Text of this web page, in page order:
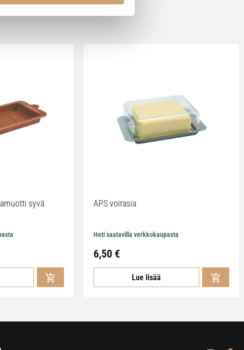
syvä APS voirasia
Heti saatavilla verkkokaupasta
6,50 €
Lue lisää